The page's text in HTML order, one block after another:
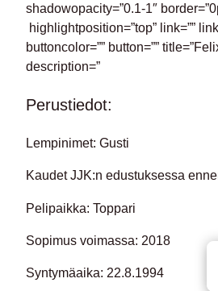
shadowopacity=”0.1-1″
highlightposition=”top” link=””
buttoncolor=”” button=””
description=”
Perustiedot:
Lempinimet: Gusti
Kaudet JJK:n edustuksessa
Pelipaikka: Toppari
Sopimus voimassa: 2018
Syntymäaika: 22.8.1994